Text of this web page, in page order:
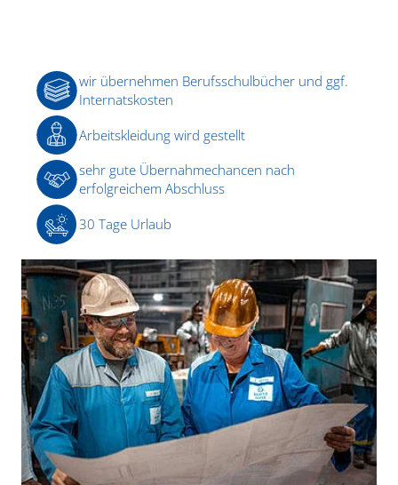
wir übernehmen Berufsschulbücher und ggf.
Internatskosten
Arbeitskleidung wird gestellt
sehr gute Übernahmechancen nach
erfolgreichem Abschluss
30 Tage Urlaub